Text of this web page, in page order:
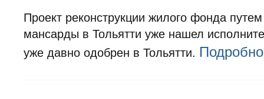
Проект реконструкции жилого фонда
мансарды в Тольятти уже нашел
уже давно одобрен в Тольятти. Подробно